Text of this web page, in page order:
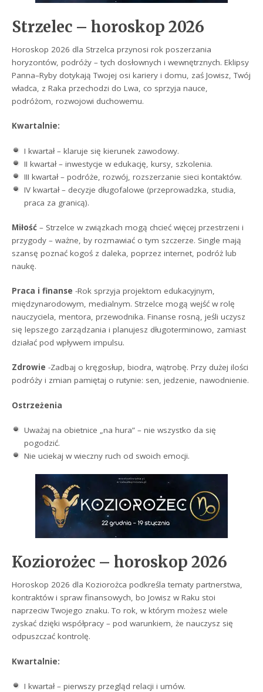
Strzelec – horoskop 2026
Horoskop 2026 dla Strzelca przynosi rok poszerzania
horyzontów, podróży – tych dosłownych i wewnętrznych. Eklipsy
Panna–Ryby dotykają Twojej osi kariery i domu, zaś Jowisz, Twój
władca, z Raka przechodzi do Lwa, co sprzyja nauce,
podróżom, rozwojowi duchowemu.
Kwartalnie:
I kwartał – klaruje się kierunek zawodowy.
II kwartał – inwestycje w edukację, kursy, szkolenia.
III kwartał – podróże, rozwój, rozszerzanie sieci kontaktów.
IV kwartał – decyzje długofalowe (przeprowadzka, studia,
praca za granicą).
Miłość – Strzelce w związkach mogą chcieć więcej przestrzeni i
przygody – ważne, by rozmawiać o tym szczerze. Single mają
szansę poznać kogoś z daleka, poprzez internet, podróż lub
naukę.
Praca i finanse -Rok sprzyja projektom edukacyjnym,
międzynarodowym, medialnym. Strzelce mogą wejść w rolę
nauczyciela, mentora, przewodnika. Finanse rosną, jeśli uczysz
się lepszego zarządzania i planujesz długoterminowo, zamiast
działać pod wpływem impulsu.
Zdrowie -Zadbaj o kręgosłup, biodra, wątrobę. Przy dużej ilości
podróży i zmian pamiętaj o rutynie: sen, jedzenie, nawodnienie.
Ostrzeżenia
Uważaj na obietnice „na hura” – nie wszystko da się
pogodzić.
Nie uciekaj w wieczny ruch od swoich emocji.
Koziorożec – horoskop 2026
Horoskop 2026 dla Koziorożca podkreśla tematy partnerstwa,
kontraktów i spraw finansowych, bo Jowisz w Raku stoi
naprzeciw Twojego znaku. To rok, w którym możesz wiele
zyskać dzięki współpracy – pod warunkiem, że nauczysz się
odpuszczać kontrolę.
Kwartalnie:
I kwartał – pierwszy przegląd relacji i umów.